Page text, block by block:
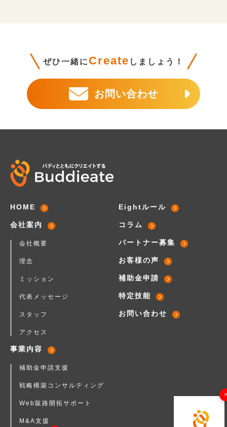
×
ぜひ一緒に Create しましょう！
お問い合わせ
HOME
会社案内
会社概要
理念
ミッション
代表メッセージ
スタッフ
アクセス
事業内容
補助金申請支援
戦略構築コンサルティング
Web販路開拓サポート
M&A支援
Eightルール
コラム
パートナー募集
お客様の声
補助金申請
特定技能
お問い合わせ